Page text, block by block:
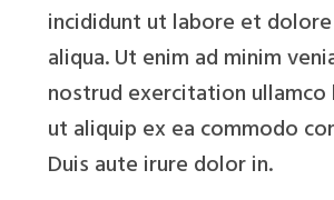
incididunt ut labore et dolore
aliqua. Ut enim ad minim
nostrud exercitation ullamco
ut aliquip ex ea commodo
Duis aute irure dolor in.